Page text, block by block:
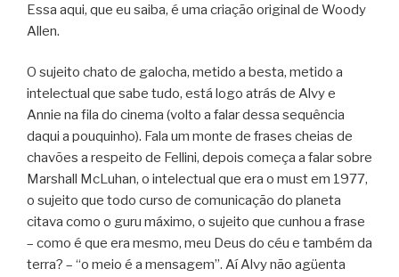
Essa aqui, que eu saiba, é uma criação original de Woody
Allen.
O sujeito chato de galocha, metido a besta, metido a
intelectual que sabe tudo, está logo atrás de Alvy e
Annie na fila do cinema (volto a falar dessa sequência
daqui a pouquinho). Fala um monte de frases cheias de
chavões a respeito de Fellini, depois começa a falar sobre
Marshall McLuhan, o intelectual que era o must em 1977,
o sujeito que todo curso de comunicação do planeta
citava como o guru máximo, o sujeito que cunhou a frase
– como é que era mesmo, meu Deus do céu e também da
terra? – “o meio é a mensagem”. Aí Alvy não agüenta